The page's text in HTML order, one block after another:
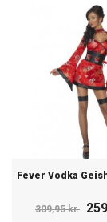
Fever Vodka
309,95 kr.